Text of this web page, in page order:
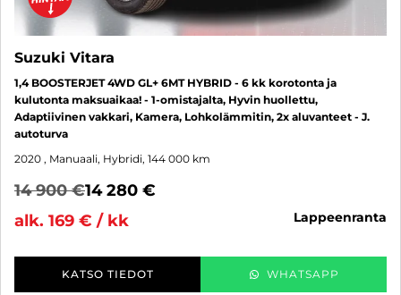
Suzuki Vitara
1,4 BOOSTERJET 4WD GL+ 6MT HYBRID - 6 kk korotonta ja
kulutonta maksuaikaa! - 1-omistajalta, Hyvin huollettu,
Adaptiivinen vakkari, Kamera, Lohkolämmitin, 2x aluvanteet - J.
autoturva
2020 , Manuaali, Hybridi, 144 000 km
14 900 €14 280 €
alk. 169 € / kk
lappeenranta
KATSO TIEDOT WHATSAPP